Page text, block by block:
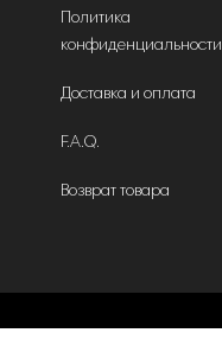
Политика
конфиденциальности
Доставка и оплата
F.A.Q.
Возврат товара